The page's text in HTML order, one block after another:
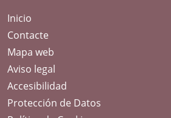
Inicio
Contacte
Mapa web
Aviso legal
Accesibilidad
Protección de Datos